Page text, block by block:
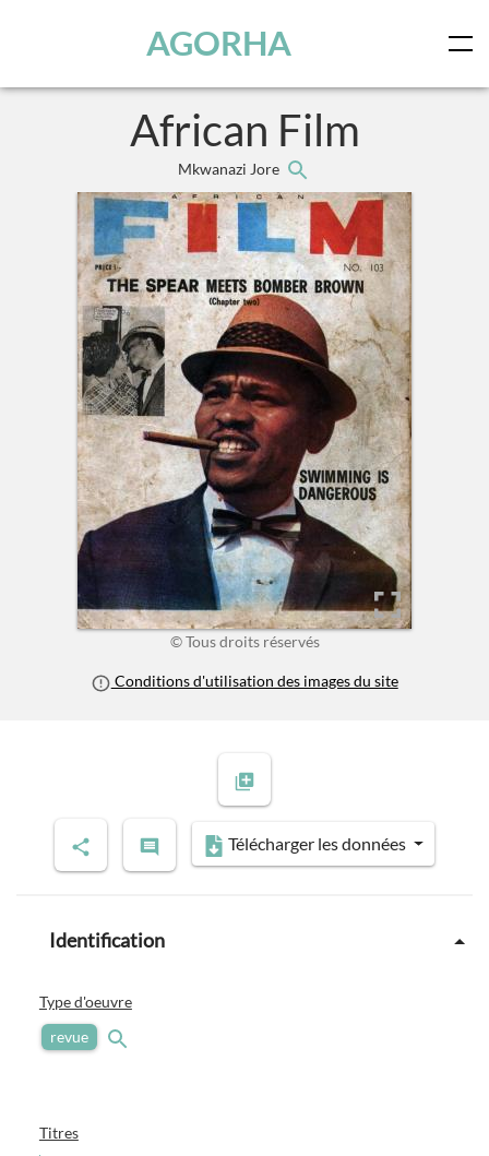
AGORHA
African Film
Mkwanazi Jore
© Tous droits réservés
Conditions d'utilisation des images du site
Télécharger les données
Identification
Type d'oeuvre
revue
Titres